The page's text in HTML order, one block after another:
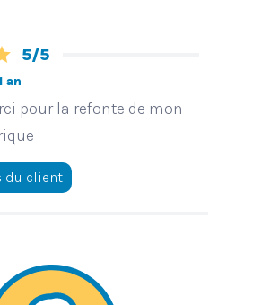
5/5
an
pour la refonte de mon
du client